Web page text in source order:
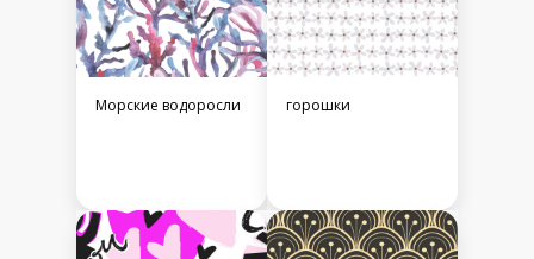
Морские водоросли горошки